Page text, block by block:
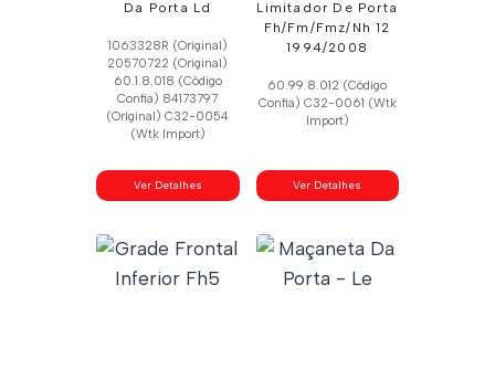
Da Porta Ld
1063328R (Original)
20570722 (Original)
60.1.8.018 (Código
Confia) 84173797
(Original) C32-0054
(Wtk Import)
Ver Detalhes
Limitador De Porta
Fh/Fm/Fmz/Nh 12
1994/2008
60.99.8.012 (Código
Confia) C32-0061 (Wtk
Import)
Ver Detalhes